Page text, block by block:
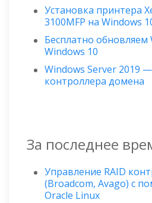
Установка принтера
3100MFP на Windows
Бесплатно обновляем
Windows 10
Windows Server 2019
контроллера домена
За последнее
Управление RAID
(Broadcom, Avago) с
Oracle Linux